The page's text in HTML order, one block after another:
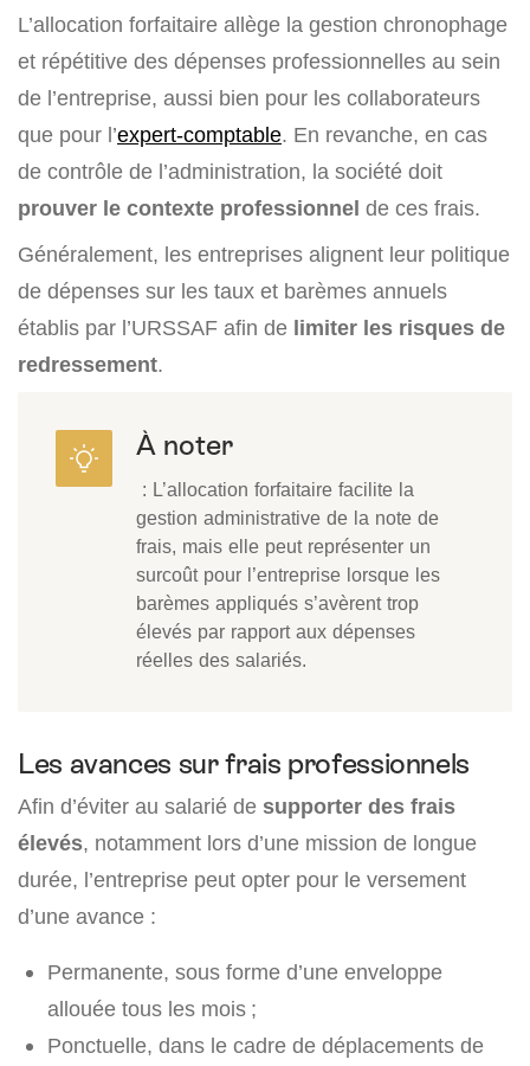
L’allocation forfaitaire allège la gestion chronophage
et répétitive des dépenses professionnelles au sein
de l’entreprise, aussi bien pour les collaborateurs
que pour l’expert-comptable. En revanche, en cas
de contrôle de l’administration, la société doit
prouver le contexte professionnel de ces frais.
Généralement, les entreprises alignent leur politique
de dépenses sur les taux et barèmes annuels
établis par l’URSSAF afin de limiter les risques de
redressement.
À noter
: L’allocation forfaitaire facilite la
gestion administrative de la note de
frais, mais elle peut représenter un
surcoût pour l’entreprise lorsque les
barèmes appliqués s’avèrent trop
élevés par rapport aux dépenses
réelles des salariés.
Les avances sur frais professionnels
Afin d’éviter au salarié de supporter des frais
élevés, notamment lors d’une mission de longue
durée, l’entreprise peut opter pour le versement
d’une avance :
Permanente, sous forme d’une enveloppe
allouée tous les mois ;
Ponctuelle, dans le cadre de déplacements de